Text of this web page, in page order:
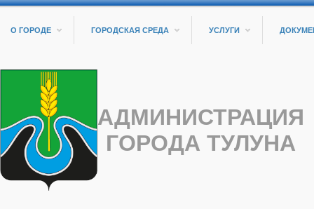
О ГОРОДЕ ГОРОДСКАЯ СРЕДА УСЛУГИ
АДМИНИСТРАЦИЯ
ГОРОДА ТУЛУНА